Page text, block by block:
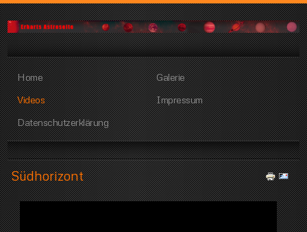
Home
Galerie
Videos
Impressum
Datenschutzerklärung
Südhorizont